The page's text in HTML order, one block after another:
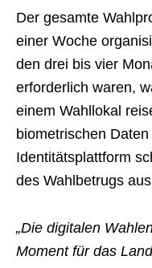
Der gesamte
einer Woche
den drei bis vier
erforderlich waren,
einem Wahllokal
biometrischen
Identitätsplattform
des Wahlbetrugs
„Die digitalen
Moment für das